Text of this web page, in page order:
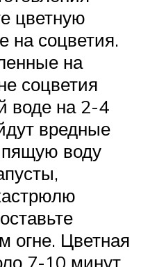
цветную
на соцветия.
на
соцветия
воде на 2-4
вредные
воду
огне. Цветная
7-10 минут,